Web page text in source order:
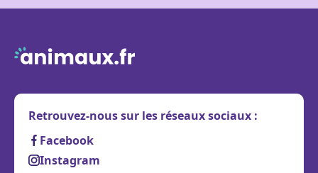
Retrouvez-nous sur les réseaux sociaux :
Facebook
Instagram